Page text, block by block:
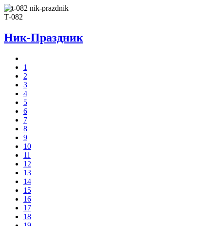
Т-082
Ник-Праздник
1
2
3
4
5
6
7
8
9
10
11
12
13
14
15
16
17
18